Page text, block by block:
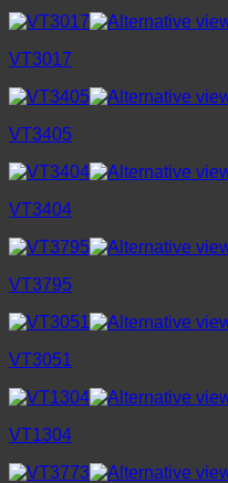
VT3017
VT3405
VT3404
VT3795
VT3051
VT1304